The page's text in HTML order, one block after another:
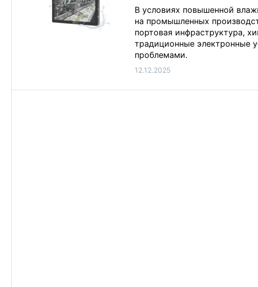
В условиях повышенной
на промышленных
портовая инфраструктура,
традиционные электронные
проблемами.
12.12.2025